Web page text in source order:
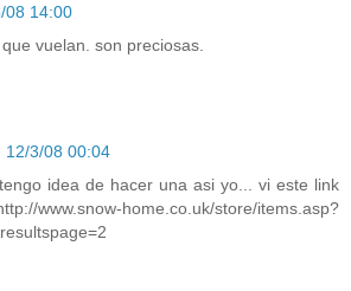
08 14:00
vuelan. son preciosas.
12/3/08 00:04
idea de hacer una asi yo... vi este link
www.snow-home.co.uk/store/items.asp?